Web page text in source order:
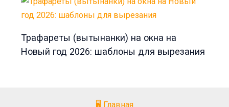
Трафареты (вытынанки) на окна на
Новый год 2026: шаблоны для вырезания
🖥️ Главная